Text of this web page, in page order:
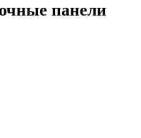
панели